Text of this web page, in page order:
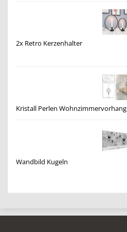
2x Retro Kerzenhalter
Kristall Perlen Wohnzimmervorhang
Wandbild Kugeln